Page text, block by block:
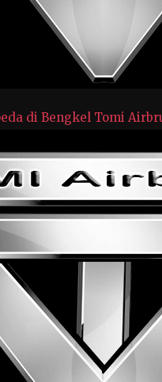
di Bengkel Tomi